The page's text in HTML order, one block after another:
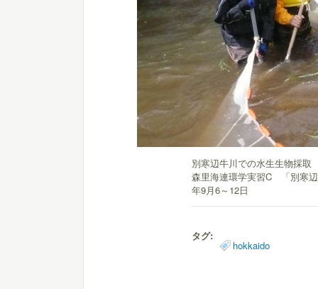
別寒辺牛川での水生生物採
森里海連環学実習C 「別寒
年9月6～12日
タグ:
hokkaido